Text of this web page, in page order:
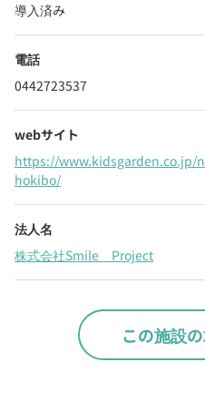
導入済み
電話
0442723537
webサイト
https://www.kidsgarden.co.jp/
hokibo/
法人名
株式会社Smile Project
この施設